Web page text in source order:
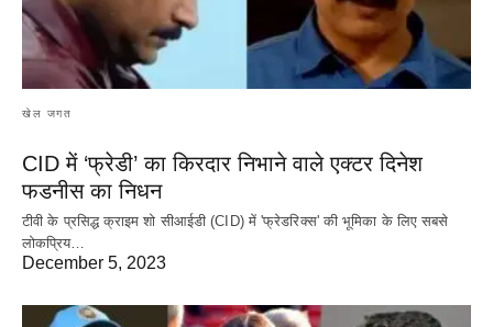
खेल जगत
CID में ‘फ्रेडी’ का किरदार निभाने वाले एक्टर दिनेश
फडनीस का निधन
टीवी के प्रसिद्ध क्राइम शो सीआईडी (CID) में 'फ्रेडरिक्स' की भूमिका के लिए सबसे
लोकप्रिय…
December 5, 2023